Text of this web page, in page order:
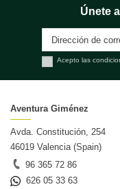
Únete
Acepto las
Aventura Giménez
Avda. Constitución, 254
46019 Valencia (Spain)
96 365 72 86
626 05 33 63